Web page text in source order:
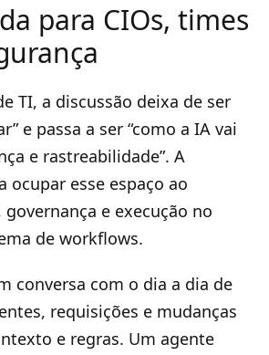
para CIOs, times
TI, a discussão deixa de ser
e passa a ser “como a IA vai
e rastreabilidade”. A
ocupar esse espaço ao
e execução no
de workflows.
conversa com o dia a dia de
requisições e mudanças
e regras. Um agente